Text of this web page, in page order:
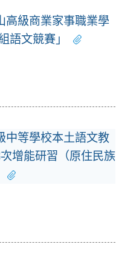
高級商業家事職業學
語文競賽」
中等學校本土語文教
增能研習（原住民族